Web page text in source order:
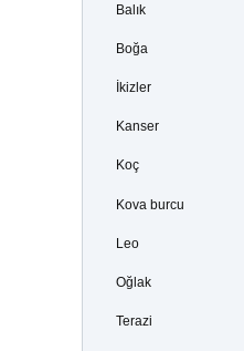
Balık
Boğa
İkizler
Kanser
Koç
Kova burcu
Leo
Oğlak
Terazi